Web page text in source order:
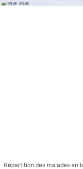
Répartition des malades en